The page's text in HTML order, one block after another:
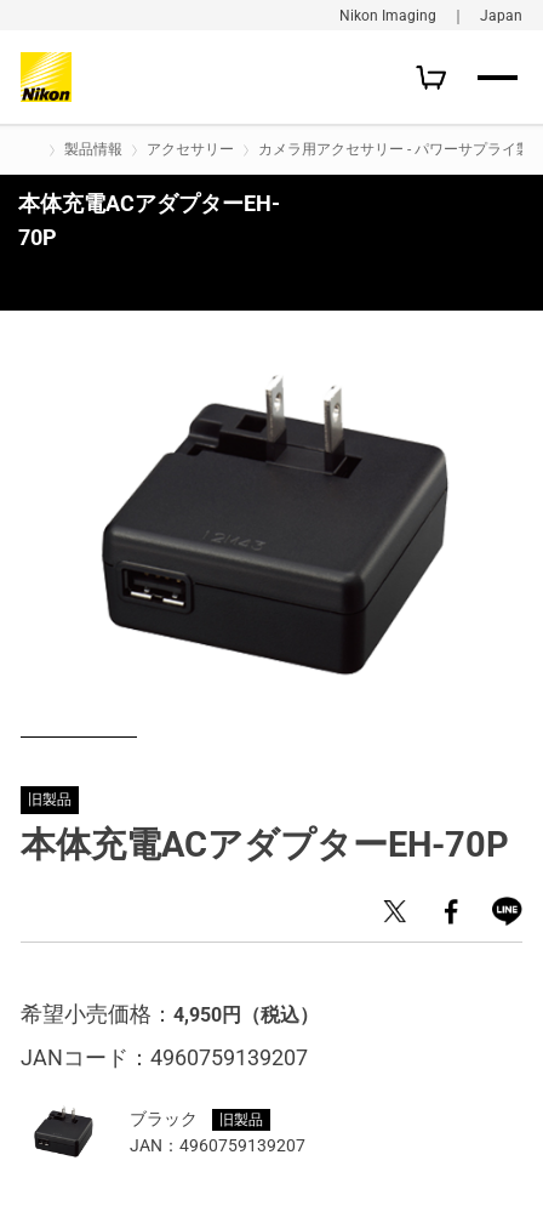
Nikon Imaging ｜ Japan
製品情報 アクセサリー カメラ用アクセサリー - パワーサプライ製
本体充電ACアダプターEH-
70P
旧製品
本体充電ACアダプターEH-70P
希望小売価格： 4,950円 （税込）
JANコード： 4960759139207
ブラック 旧製品
JAN： 4960759139207